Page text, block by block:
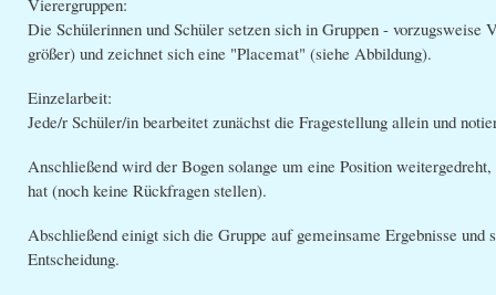
Die Schülerinnen und Schüler setzen sich in Gruppen -
größer) und zeichnet sich eine "Placemat" (siehe Abbildung).
Einzelarbeit:
Jede/r Schüler/in bearbeitet zunächst die Fragestellung allein und
Anschließend wird der Bogen solange um eine Position
hat (noch keine Rückfragen stellen).
Abschließend einigt sich die Gruppe auf gemeinsame Ergebnisse
Entscheidung.